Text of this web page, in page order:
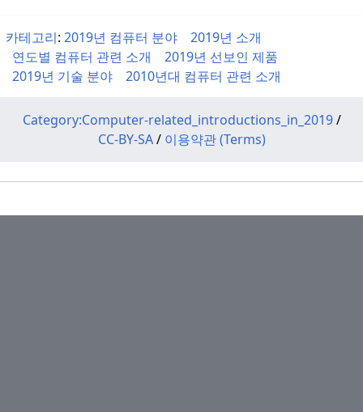
카테고리: 2019년 컴퓨터 분야
2019년 소개
연도별 컴퓨터 관련 소개
2019년 선보인 제품
2019년 기술 분야
2010년대 컴퓨터 관련 소개
Category:Computer-related_introductions_in_2019/
CC-BY-SA/ 이용약관 (Terms)